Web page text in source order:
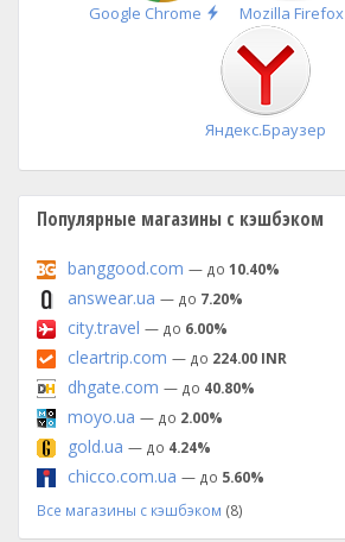
Google Chrome
Быстрая
установка
Mozilla Firefox
Яндекс.Браузер
Популярные магазины с кэшбэком
banggood.com — до 10.40%
answear.ua — до 7.20%
city.travel — до 6.00%
cleartrip.com — до 224.00 INR
dhgate.com — до 40.80%
moyo.ua — до 2.00%
gold.ua — до 4.24%
chicco.com.ua — до 5.60%
Все магазины с кэшбэком (8)